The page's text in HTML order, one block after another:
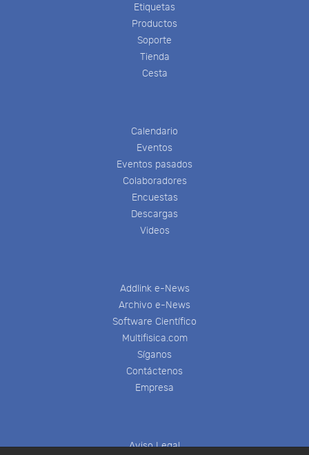
Etiquetas
Productos
Soporte
Tienda
Cesta
Calendario
Eventos
Eventos pasados
Colaboradores
Encuestas
Descargas
Videos
Addlink e-News
Archivo e-News
Software Científico
Multifisica.com
Síganos
Contáctenos
Empresa
Aviso Legal